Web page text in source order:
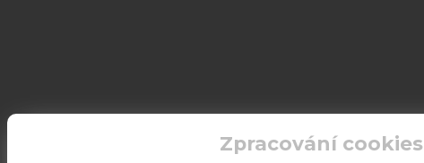
Zpracování cookies